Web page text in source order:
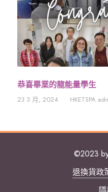
恭喜畢業的龍能量學生
23 3 月, 2024 • HKETSPA
©2023
退換貨政